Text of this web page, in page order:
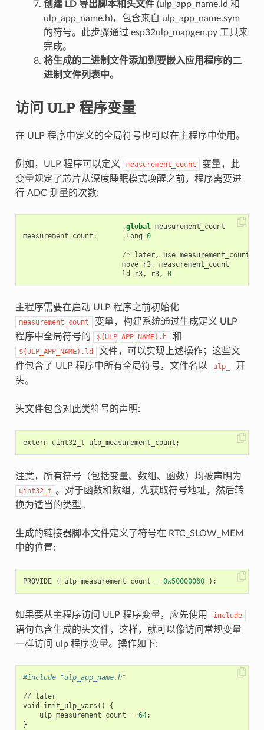
创建 LD 导出脚本和头文件(ulp_app_name.ld 和
ulp_app_name.h)，包含来自 ulp_app_name.sym
的符号。此步骤通过 esp32ulp_mapgen.py 工具来
完成。
将生成的二进制文件添加到要嵌入应用程序的二
进制文件列表中。
访问 ULP 程序变量
在 ULP 程序中定义的全局符号也可以在主程序中使用。
例如，ULP 程序可以定义 measurement_count
变量，此
变量规定了芯片从深度睡眠模式唤醒之前，程序需要进
行 ADC 测量的次数:
.global
measurement_count
measurement_count : . long 0
/* later, use measurement_count
move
r3,
measurement_count
ld
r3, r3, 0
主程序需要在启动 ULP 程序之前初始化
measurement_count
变量，构建系统通过生成定义 ULP
程序中全局符号的
$(ULP_APP_NAME).h 和
$(ULP_APP_NAME).ld
文件，可以实现上述操作；这些文
件包含了 ULP 程序中所有全局符号，文件名以
ulp_
开
头。
头文件包含对此类符号的声明:
extern uint32_t ulp_measurement_count ;
注意，所有符号（包括变量、数组、函数）均被声明为
uint32_t 。对于函数和数组，先获取符号地址，然后转
换为适当的类型。
生成的链接器脚本文件定义了符号在 RTC_SLOW_MEM
中的位置:
PROVIDE ( ulp_measurement_count = 0x50000060 );
如果要从主程序访问 ULP 程序变量，应先使用 include
语句包含生成的头文件，这样，就可以像访问常规变量
一样访问 ulp 程序变量。操作如下:
#include "ulp_app_name.h"
//
later
void
init_ulp_vars ()
{
ulp_measurement_count = 64;
}